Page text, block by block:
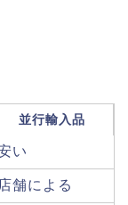
並行輸入品
い
店舗による